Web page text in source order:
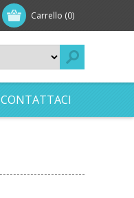
Carrello (0)
CONTATTACI